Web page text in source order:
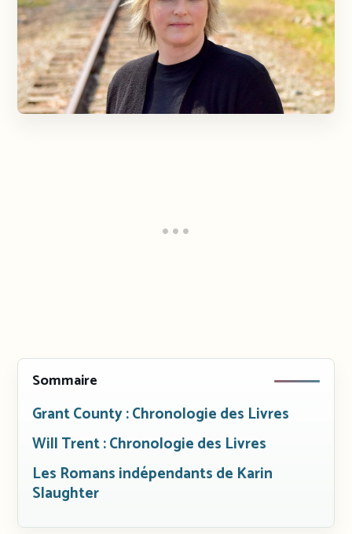
Sommaire
Grant County : Chronologie des Livres
Will Trent : Chronologie des Livres
Les Romans indépendants de Karin
Slaughter